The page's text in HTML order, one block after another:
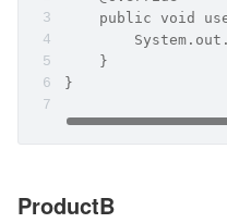
public void
    }
}
ProductB